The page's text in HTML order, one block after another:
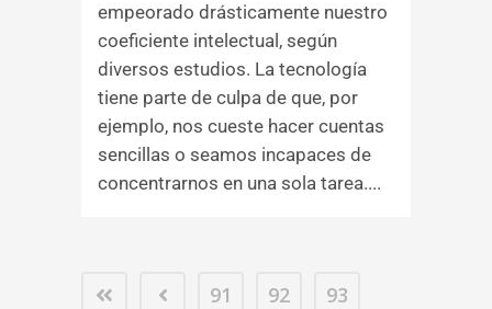
empeorado drásticamente nuestro
coeficiente intelectual, según
diversos estudios. La tecnología
tiene parte de culpa de que, por
ejemplo, nos cueste hacer cuentas
sencillas o seamos incapaces de
concentrarnos en una sola tarea....
91 92
93